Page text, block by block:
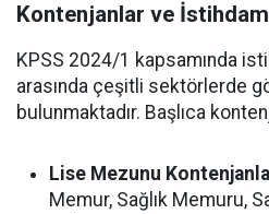
Kontenjanlar ve
KPSS 2024/1 kapsamında
arasında çeşitli sektörlerde
bulunmaktadır. Başlıca
Lise Mezunu
Memur, Sağlık Memuru,